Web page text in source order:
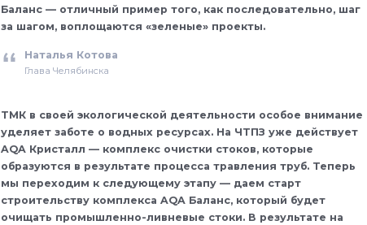
Баланс — отличный пример того, как последовательно, шаг
за шагом, воплощаются «зеленые» проекты.
Наталья Котова
Глава Челябинска
ТМК в своей экологической деятельности особое внимание
уделяет заботе о водных ресурсах. На ЧТПЗ уже действует
AQA Кристалл — комплекс очистки стоков, которые
образуются в результате процесса травления труб. Теперь
мы переходим к следующему этапу — даем старт
строительству комплекса AQA Баланс, который будет
очищать промышленно-ливневые стоки. В результате на